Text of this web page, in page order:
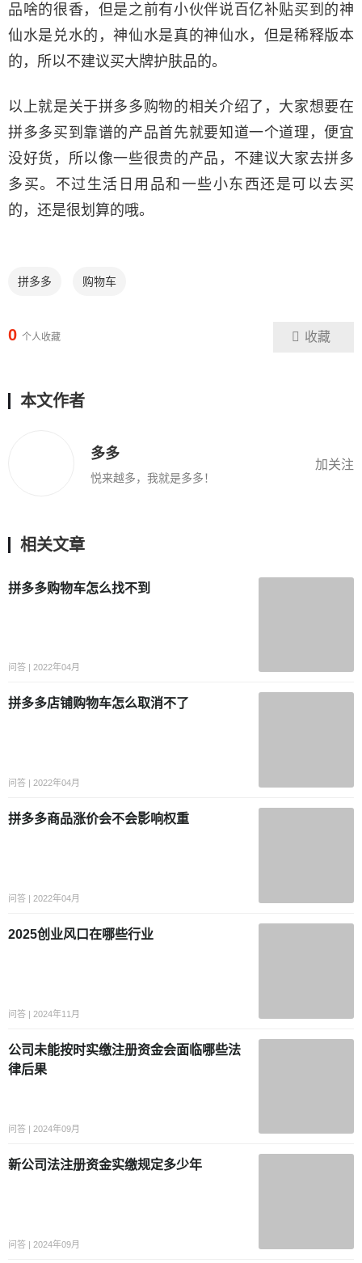
品啥的很香，但是之前有小伙伴说百亿补贴买到的神
仙水是兑水的，神仙水是真的神仙水，但是稀释版本
的，所以不建议买大牌护肤品的。
以上就是关于拼多多购物的相关介绍了，大家想要在
拼多多买到靠谱的产品首先就要知道一个道理，便宜
没好货，所以像一些很贵的产品，不建议大家去拼多
多买。不过生活日用品和一些小东西还是可以去买
的，还是很划算的哦。
拼多多 购物车
0 个人收藏 收藏
本文作者
多多
悦来越多，我就是多多！
加关注
相关文章
拼多多购物车怎么找不到
问答 | 2022年04月
拼多多店铺购物车怎么取消不了
问答 | 2022年04月
拼多多商品涨价会不会影响权重
问答 | 2022年04月
2025创业风口在哪些行业
问答 | 2024年11月
公司未能按时实缴注册资金会面临哪些法
律后果
问答 | 2024年09月
新公司法注册资金实缴规定多少年
问答 | 2024年09月